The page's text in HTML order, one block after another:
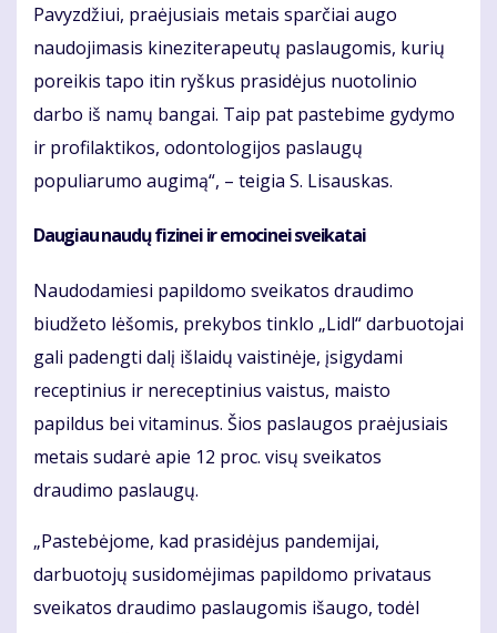
Pavyzdžiui, praėjusiais metais sparčiai augo
naudojimasis kineziterapeutų paslaugomis, kurių
poreikis tapo itin ryškus prasidėjus nuotolinio
darbo iš namų bangai. Taip pat pastebime gydymo
ir profilaktikos, odontologijos paslaugų
populiarumo augimą“, – teigia S. Lisauskas.
Daugiau naudų fizinei ir emocinei sveikatai
Naudodamiesi papildomo sveikatos draudimo
biudžeto lėšomis, prekybos tinklo „Lidl“ darbuotojai
gali padengti dalį išlaidų vaistinėje, įsigydami
receptinius ir nereceptinius vaistus, maisto
papildus bei vitaminus. Šios paslaugos praėjusiais
metais sudarė apie 12 proc. visų sveikatos
draudimo paslaugų.
„Pastebėjome, kad prasidėjus pandemijai,
darbuotojų susidomėjimas papildomo privataus
sveikatos draudimo paslaugomis išaugo, todėl